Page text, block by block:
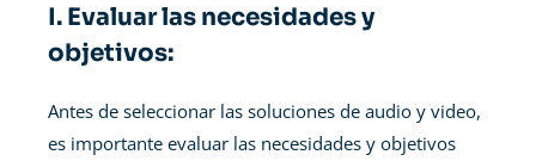
I. Evaluar las necesidades y
objetivos:
Antes de seleccionar las soluciones de audio y video,
es importante evaluar las necesidades y objetivos